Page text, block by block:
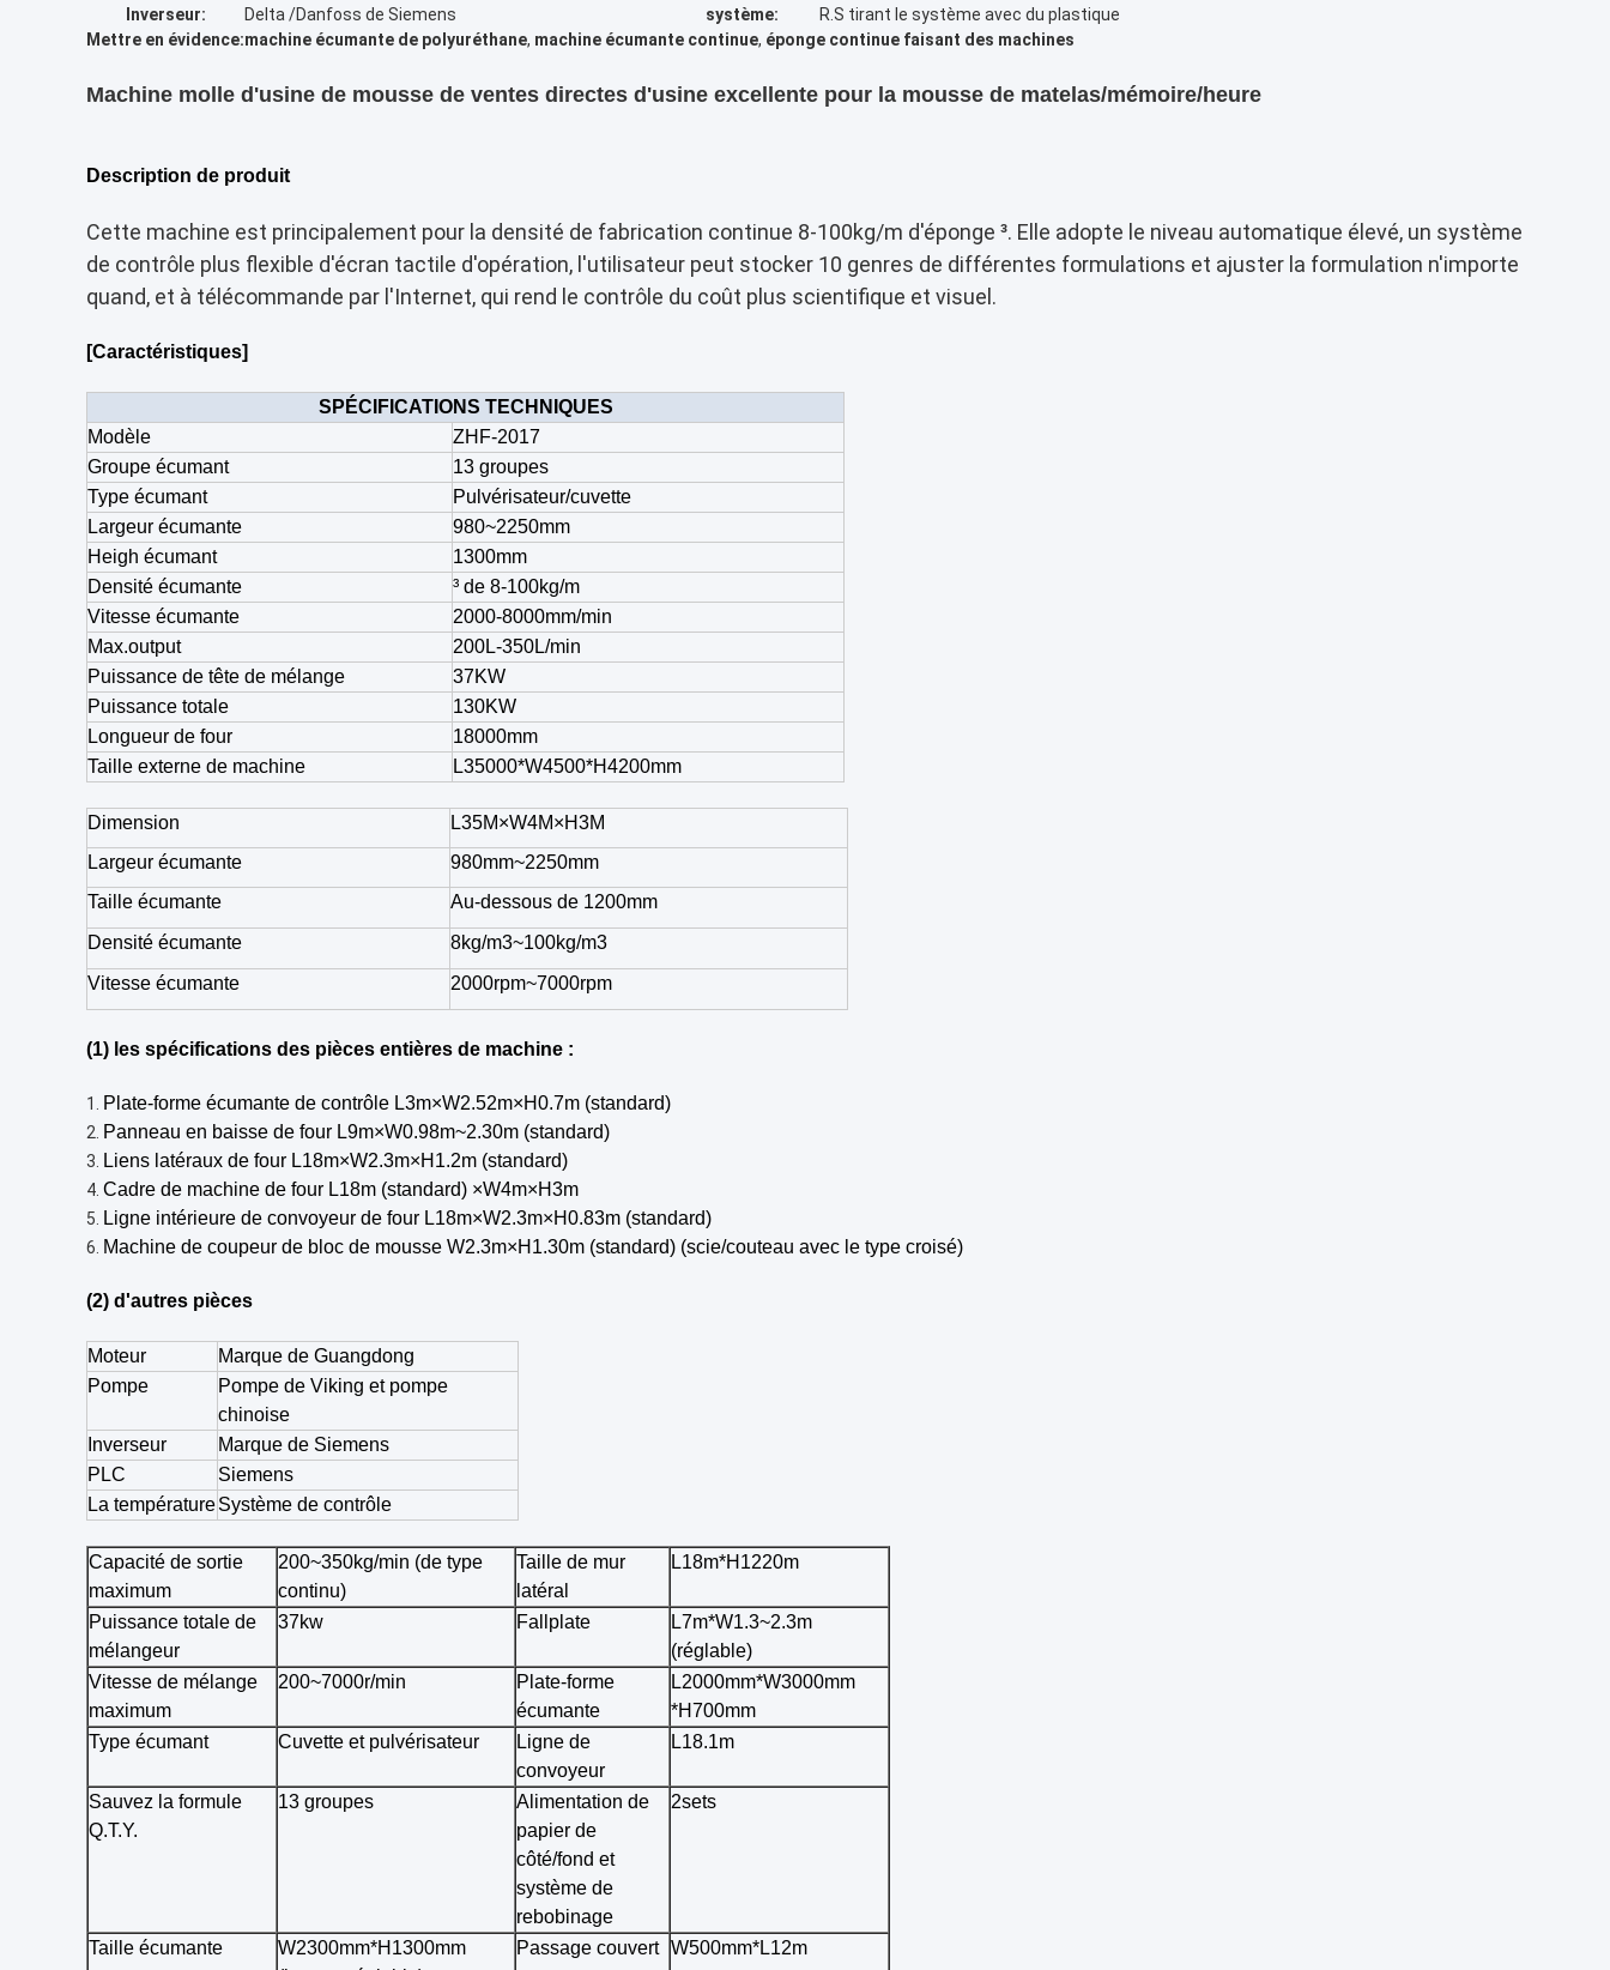
Inverseur:
Delta /Danfoss de Siemens système:
R.S tirant le système avec du plastique
Mettre en évidence:machine écumante de polyuréthane, machine écumante continue, éponge continue faisant des machines
Machine molle d'usine de mousse de ventes directes d'usine excellente pour la mousse de matelas/mémoire/heure
Description de produit
Cette machine est principalement pour la densité de fabrication continue 8-100kg/m d'éponge ³. Elle adopte le niveau automatique élevé, un système
de contrôle plus flexible d'écran tactile d'opération, l'utilisateur peut stocker 10 genres de différentes formulations et ajuster la formulation n'importe
quand, et à télécommande par l'Internet, qui rend le contrôle du coût plus scientifique et visuel.
[Caractéristiques]
SPÉCIFICATIONS TECHNIQUES
Modèle
ZHF-2017
Groupe écumant
13 groupes
Type écumant
Pulvérisateur/cuvette
Largeur écumante
980~2250mm
Heigh écumant
1300mm
Densité écumante
³ de 8-100kg/m
Vitesse écumante
2000-8000mm/min
Max.output
200L-350L/min
Puissance de tête de mélange
37KW
Puissance totale
130KW
Longueur de four
18000mm
Taille externe de machine
L35000*W4500*H4200mm
Dimension
L35M×W4M×H3M
Largeur écumante
980mm~2250mm
Taille écumante
Au-dessous de 1200mm
Densité écumante
8kg/m3~100kg/m3
Vitesse écumante
2000rpm~7000rpm
(1) les spécifications des pièces entières de machine :
1. Plate-forme écumante de contrôle L3m×W2.52m×H0.7m (standard)
2. Panneau en baisse de four L9m×W0.98m~2.30m (standard)
3. Liens latéraux de four L18m×W2.3m×H1.2m (standard)
4. Cadre de machine de four L18m (standard) ×W4m×H3m
5. Ligne intérieure de convoyeur de four L18m×W2.3m×H0.83m (standard)
6. Machine de coupeur de bloc de mousse W2.3m×H1.30m (standard) (scie/couteau avec le type croisé)
(2) d'autres pièces
Moteur
Marque de Guangdong
Pompe
Pompe de Viking et pompe
chinoise
Inverseur
Marque de Siemens
PLC
Siemens
La températureSystème de contrôle
Capacité de sortie
maximum
200~350kg/min (de type
continu)
Taille de mur
latéral
L18m*H1220m
Puissance totale de
mélangeur
37kw Fallplate
L7m*W1.3~2.3m
(réglable)
Vitesse de mélange
maximum
200~7000r/min
Plate-forme
écumante
L2000mm*W3000mm
*H700mm
Type écumant
Cuvette et pulvérisateur
Ligne de
convoyeur
L18.1m
Sauvez la formule
Q.T.Y.
13 groupes
Alimentation de
papier de
côté/fond et
système de
rebobinage
2sets
Taille écumante
W2300mm*H1300mm
Passage couvert W500mm*L12m